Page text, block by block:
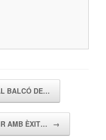
BALCÓ DE…
AMB ÈXIT… →